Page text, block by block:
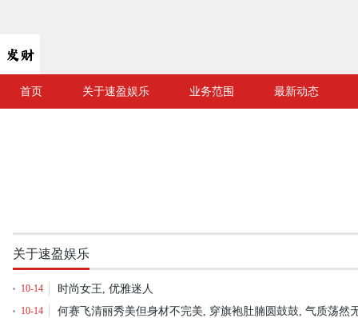
首页 关于速盈娱乐 业务范围 最新动态
关于速盈娱乐
10-14 时尚女王, 优雅迷人
10-14 何赛飞清丽秀美但身材不完美, 穿旗袍肚腩圆鼓鼓, 气质荡然